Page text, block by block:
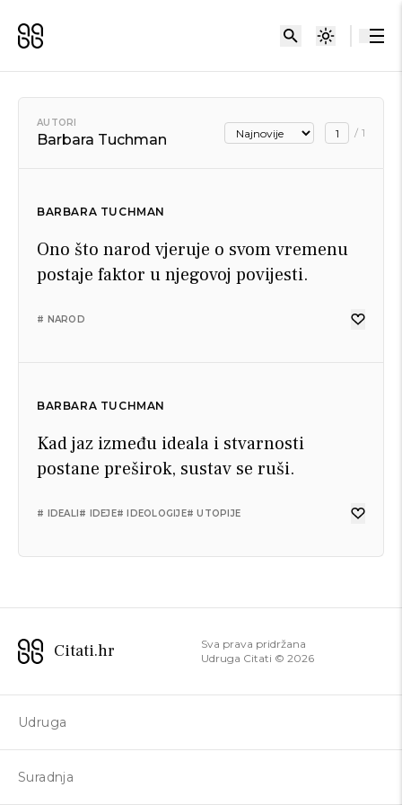
AUTORI
Barbara Tuchman / 1
BARBARA TUCHMAN
Ono što narod vjeruje o svom vremenu
postaje faktor u njegovoj povijesti.
# NAROD
BARBARA TUCHMAN
Kad jaz između ideala i stvarnosti
postane preširok, sustav se ruši.
# IDEALI# IDEJE# IDEOLOGIJE# UTOPIJE
Citati.hr
Sva prava pridržana
Udruga Citati © 2026
Udruga
Suradnja